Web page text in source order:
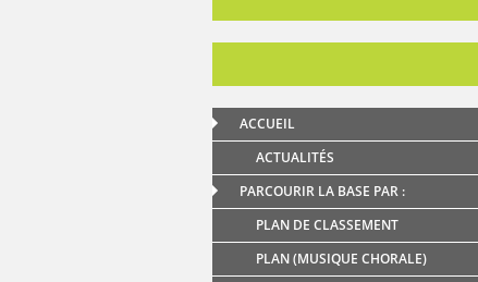
ACCUEIL
ACTUALITÉS
PARCOURIR LA BASE PAR :
PLAN DE CLASSEMENT
PLAN (MUSIQUE CHORALE)